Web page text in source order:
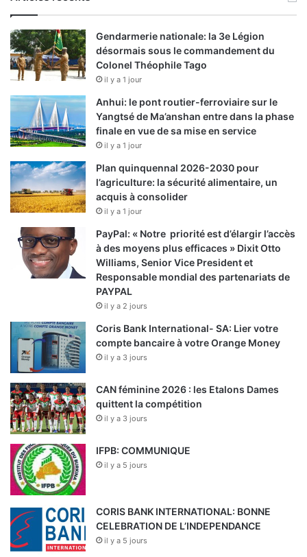
Gendarmerie nationale: la 3e Légion
désormais sous le commandement du
Colonel Théophile Tago
il y a 1 jour
Anhui: le pont routier-ferroviaire sur le
Yangtsé de Ma’anshan entre dans la phase
finale en vue de sa mise en service
il y a 1 jour
Plan quinquennal 2026-2030 pour
l’agriculture: la sécurité alimentaire, un
acquis à consolider
il y a 1 jour
PayPal: « Notre priorité est d’élargir l’accès
à des moyens plus efficaces » Dixit Otto
Williams, Senior Vice President et
Responsable mondial des partenariats de
PAYPAL
il y a 2 jours
Coris Bank International- SA: Lier votre
compte bancaire à votre Orange Money
il y a 3 jours
CAN féminine 2026 : les Etalons Dames
quittent la compétition
il y a 3 jours
IFPB: COMMUNIQUE
il y a 5 jours
CORIS BANK INTERNATIONAL: BONNE
CELEBRATION DE L’INDEPENDANCE
il y a 5 jours